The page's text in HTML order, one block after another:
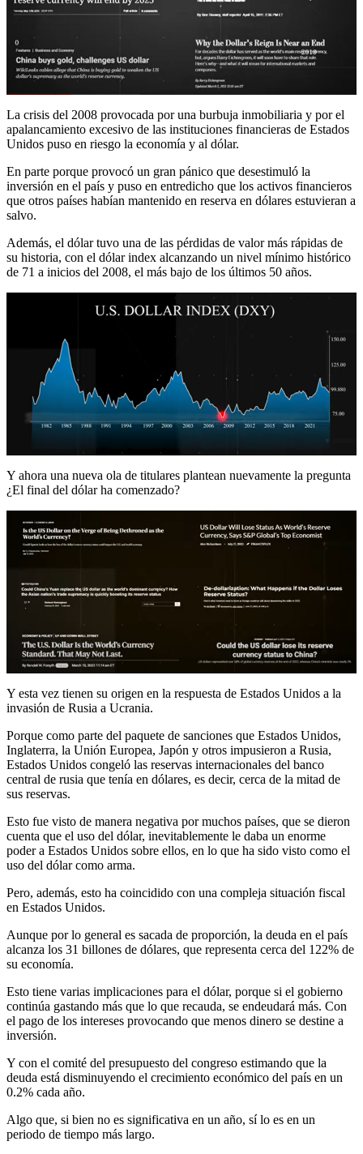
La crisis del 2008 provocada por una burbuja inmobiliaria y por el
apalancamiento excesivo de las instituciones financieras de Estados
Unidos puso en riesgo la economía y al dólar.
En parte porque provocó un gran pánico que desestimuló la
inversión en el país y puso en entredicho que los activos financieros
que otros países habían mantenido en reserva en dólares estuvieran a
salvo.
Además, el dólar tuvo una de las pérdidas de valor más rápidas de
su historia, con el dólar index alcanzando un nivel mínimo histórico
de 71 a inicios del 2008, el más bajo de los últimos 50 años.
Y ahora una nueva ola de titulares plantean nuevamente la pregunta
¿El final del dólar ha comenzado?
Y esta vez tienen su origen en la respuesta de Estados Unidos a la
invasión de Rusia a Ucrania.
Porque como parte del paquete de sanciones que Estados Unidos,
Inglaterra, la Unión Europea, Japón y otros impusieron a Rusia,
Estados Unidos congeló las reservas internacionales del banco
central de rusia que tenía en dólares, es decir, cerca de la mitad de
sus reservas.
Esto fue visto de manera negativa por muchos países, que se dieron
cuenta que el uso del dólar, inevitablemente le daba un enorme
poder a Estados Unidos sobre ellos, en lo que ha sido visto como el
uso del dólar como arma.
Pero, además, esto ha coincidido con una compleja situación fiscal
en Estados Unidos.
Aunque por lo general es sacada de proporción, la deuda en el país
alcanza los 31 billones de dólares, que representa cerca del 122% de
su economía.
Esto tiene varias implicaciones para el dólar, porque si el gobierno
continúa gastando más que lo que recauda, se endeudará más. Con
el pago de los intereses provocando que menos dinero se destine a
inversión.
Y con el comité del presupuesto del congreso estimando que la
deuda está disminuyendo el crecimiento económico del país en un
0.2% cada año.
Algo que, si bien no es significativa en un año, sí lo es en un
periodo de tiempo más largo.